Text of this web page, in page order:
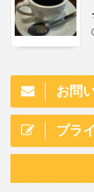
お問
プラ